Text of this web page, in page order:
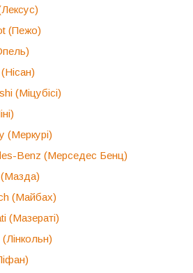
(Пежо)
(Міцубісі)
(Меркурі)
Benz (Мерседес Бенц)
(Мазда)
(Майбах)
(Мазераті)